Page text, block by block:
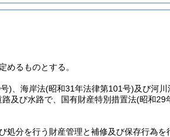
めるものとする。
) 、海岸法(昭和31年法律第101号)及び河川
及び水路で、国有財産特別措置法(昭和29
分を行う財産管理と補修及び保存行為を